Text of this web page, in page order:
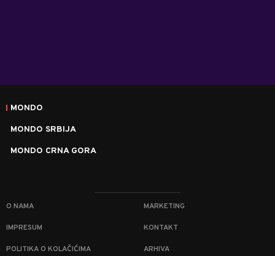
MONDO
MONDO SRBIJA
MONDO CRNA GORA
O NAMA MARKETING
IMPRESUM KONTAKT
POLITIKA O KOLAČIĆIMA ARHIVA